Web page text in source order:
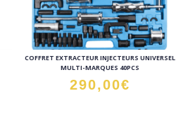
COFFRET EXTRACTEUR INJECTEURS UNIVERSEL
MULTI-MARQUES 40PCS
290,00€